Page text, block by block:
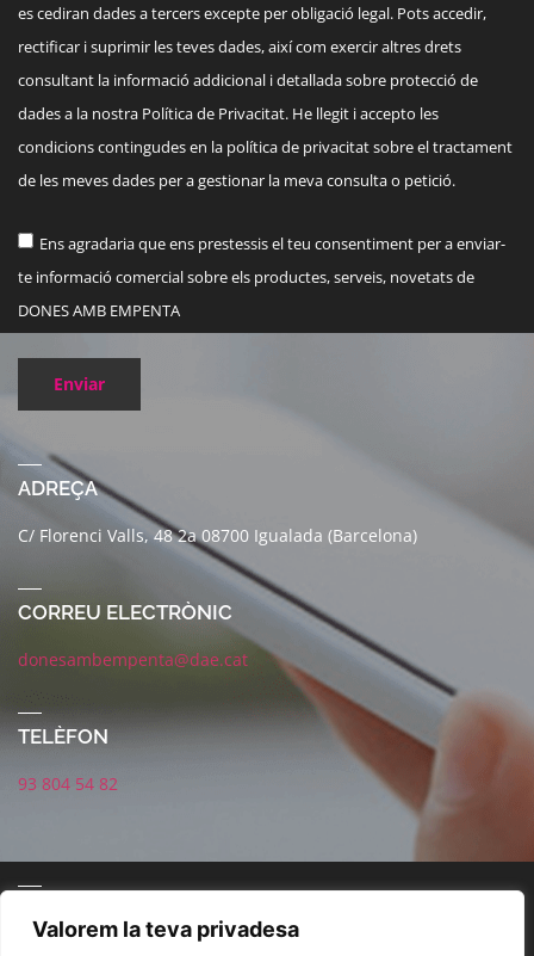
Valorem la teva privadesa
es cediran dades a tercers excepte per obligació legal. Pots accedir,
rectificar i suprimir les teves dades, així com exercir altres drets
consultant la informació addicional i detallada sobre protecció de
dades a la nostra Política de Privacitat. He llegit i accepto les
condicions contingudes en la política de privacitat sobre el tractament
de les meves dades per a gestionar la meva consulta o petició.
Ens agradaria que ens prestessis el teu consentiment per a enviar-
te informació comercial sobre els productes, serveis, novetats de
DONES AMB EMPENTA
Enviar
ADREÇA
C/ Florenci Valls, 48 2a 08700 Igualada (Barcelona)
CORREU ELECTRÒNIC
donesambempenta@dae.cat
TELÈFON
93 804 54 82